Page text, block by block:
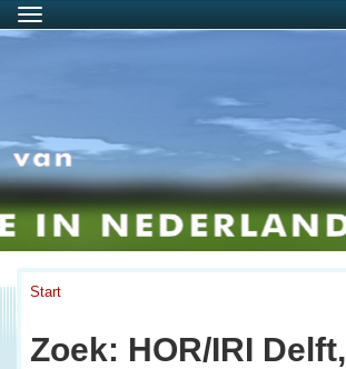
Menu
Start
Zoek: HOR/IRI Delft,